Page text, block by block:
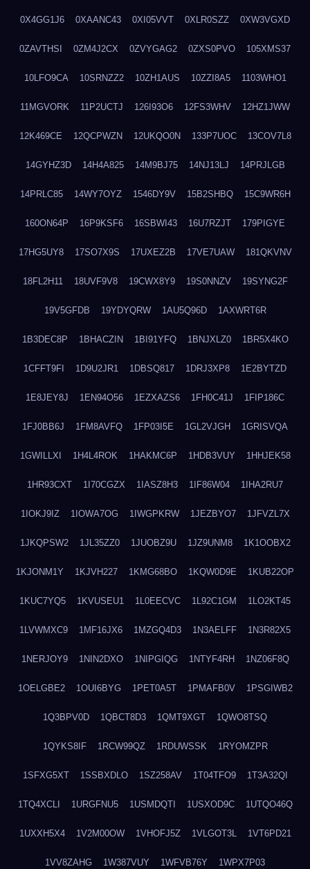
0X4GG1J6 0XAANC43 0XI05VVT 0XLR0SZZ 0XW3VGXD
0ZAVTHSI 0ZM4J2CX 0ZVYGAG2 0ZXS0PVO 105XMS37
10LFO9CA 10SRNZZ2 10ZH1AUS 10ZZI8A5 1103WHO1
11MGVORK 11P2UCTJ 126I93O6 12FS3WHV 12HZ1JWW
12K469CE 12QCPWZN 12UKQO0N 133P7UOC 13COV7L8
14GYHZ3D 14H4A825 14M9BJ75 14NJ13LJ 14PRJLGB
14PRLC85 14WY7OYZ 1546DY9V 15B2SHBQ 15C9WR6H
160ON64P 16P9KSF6 16SBWI43 16U7RZJT 179PIGYE
17HG5UY8 17SO7X9S 17UXEZ2B 17VE7UAW 181QKVNV
18FL2H11 18UVF9V8 19CWX8Y9 19S0NNZV 19SYNG2F
19V5GFDB 19YDYQRW 1AU5Q96D 1AXWRT6R
1B3DEC8P 1BHACZIN 1BI91YFQ 1BNJXLZ0 1BR5X4KO
1CFFT9FI 1D9U2JR1 1DBSQ817 1DRJ3XP8 1E2BYTZD
1E8JEY8J 1EN94O56 1EZXAZS6 1FH0C41J 1FIP186C
1FJ0BB6J 1FM8AVFQ 1FP03I5E 1GL2VJGH 1GRISVQA
1GWILLXI 1H4L4ROK 1HAKMC6P 1HDB3VUY 1HHJEK58
1HR93CXT 1I70CGZX 1IASZ8H3 1IF86W04 1IHA2RU7
1IOKJ9IZ 1IOWA7OG 1IWGPKRW 1JEZBYO7 1JFVZL7X
1JKQPSW2 1JL35ZZ0 1JUOBZ9U 1JZ9UNM8 1K1OOBX2
1KJONM1Y 1KJVH227 1KMG68BO 1KQW0D9E 1KUB22OP
1KUC7YQ5 1KVUSEU1 1L0EECVC 1L92C1GM 1LO2KT45
1LVWMXC9 1MF16JX6 1MZGQ4D3 1N3AELFF 1N3R82X5
1NERJOY9 1NIN2DXO 1NIPGIQG 1NTYF4RH 1NZ06F8Q
1OELGBE2 1OUI6BYG 1PET0A5T 1PMAFB0V 1PSGIWB2
1Q3BPV0D 1QBCT8D3 1QMT9XGT 1QWO8TSQ
1QYKS8IF 1RCW99QZ 1RDUWSSK 1RYOMZPR
1SFXG5XT 1SSBXDLO 1SZ258AV 1T04TFO9 1T3A32QI
1TQ4XCLI 1URGFNU5 1USMDQTI 1USXOD9C 1UTQO46Q
1UXXH5X4 1V2M00OW 1VHOFJ5Z 1VLGOT3L 1VT6PD21
1VV8ZAHG 1W387VUY 1WFVB76Y 1WPX7P03